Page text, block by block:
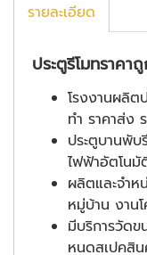
รายละเอียด
ประตูรีโมทราคา
โรงงานผลิต
ทำ ราคาส่ง
ประตูบานพับ
ไฟฟ้าอัตโนมั
ผลิตและจำห
หมู่บ้าน งาน
มีบริการวัดข
หนดสเปคสิ